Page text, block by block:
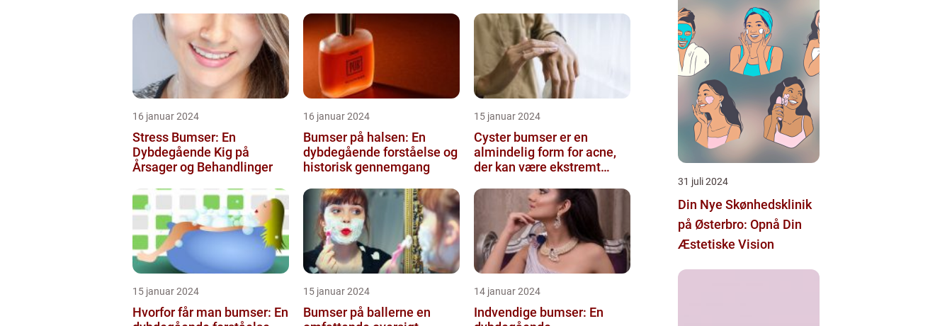
skønhedsanbefaling
16 januar 2024
Stress Bumser: En
Dybdegående Kig på
Årsager og Behandlinger
16 januar 2024
Bumser på halsen: En
dybdegående forståelse og
historisk gennemgang
15 januar 2024
Cyster bumser er en
almindelig form for acne,
der kan være ekstremt
for d...
15 januar 2024
Hvorfor får man bumser: En
15 januar 2024
Bumser på ballerne en
14 januar 2024
Indvendige bumser: En
31 juli 2024
Din Nye Skønhedsklinik
på Østerbro: Opnå Din
Æstetiske Vision